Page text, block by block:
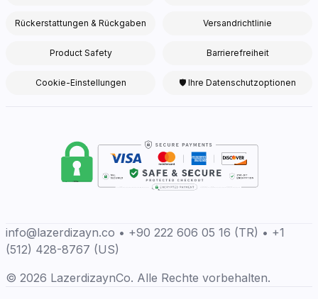
Rückerstattungen & Rückgaben Versandrichtlinie
Product Safety Barrierefreiheit
Cookie-Einstellungen 🛡 Ihre Datenschutzoptionen
info@lazerdizayn.co • +90 222 606 05 16 (TR) • +1
(512) 428-8767 (US)
© 2026 LazerdizaynCo. Alle Rechte vorbehalten.